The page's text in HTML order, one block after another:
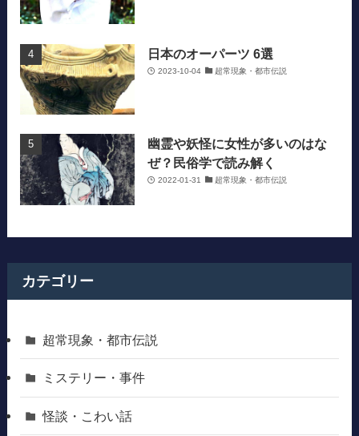
日本のオーパーツ 6選
2023-10-04 超常現象・都市伝説
幽霊や妖怪に女性が多いのはな
ぜ？民俗学で読み解く
2022-01-31 超常現象・都市伝説
カテゴリー
超常現象・都市伝説
ミステリー・事件
怪談・こわい話